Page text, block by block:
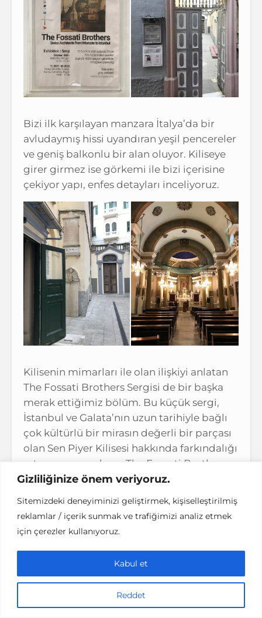
Gizliliğinize önem veriyoruz.
Sitemizdeki deneyiminizi geliştirmek, kişiselleştirilmiş
reklamlar / içerik sunmak ve trafiğimizi analiz etmek
için çerezler kullanıyoruz.
Reddet
Kabul et
Bizi ilk karşılayan manzara İtalya’da bir
avludaymış hissi uyandıran yeşil pencereler
ve geniş balkonlu bir alan oluyor. Kiliseye
girer girmez ise görkemi ile bizi içerisine
çekiyor yapı, enfes detayları inceliyoruz.
Kilisenin mimarları ile olan ilişkiyi anlatan
The Fossati Brothers Sergisi de bir başka
merak ettiğimiz bölüm. Bu küçük sergi,
İstanbul ve Galata’nın uzun tarihiyle bağlı
çok kültürlü bir mirasın değerli bir parçası
olan Sen Piyer Kilisesi hakkında farkındalığı
artırmayı amaçlıyor. The Fossati Brothers
sergisini Cuma, Cumartesi ve Pazar günleri
gezebilirsiniz.
Yaşayan Mimari Miras: Tarihi
Beyoğlu Göz Hastanesi